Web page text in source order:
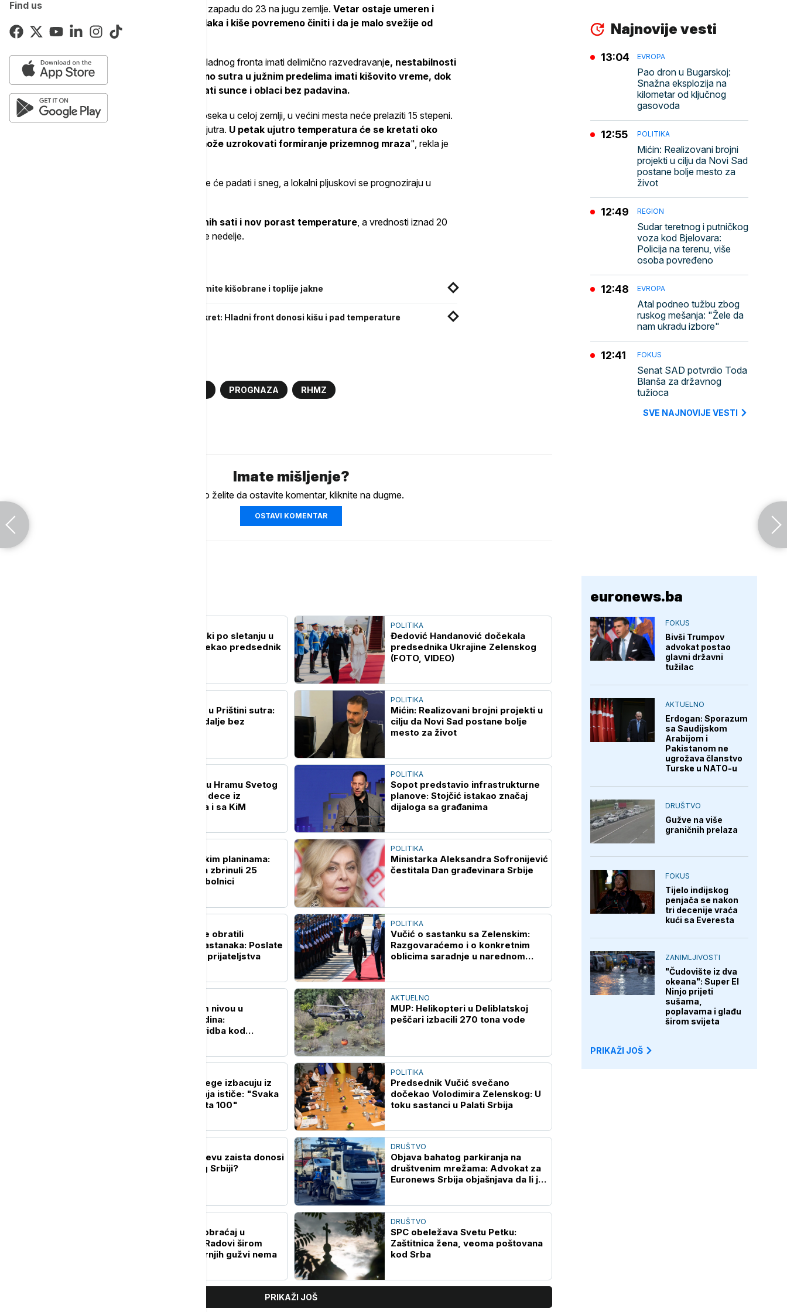
Find usMaksimalna dnevna će se kretati od 13 na zapadu do 23 na jugu zemlje. Vetar ostaje umeren i
povremeno pojačan, ali će se zbog oblaka i kiše povremeno činiti i da je malo svežije od
izmerenih vrednosti
Kako dodaje, iako ćemo nakon prolaska hladnog fronta imati delimično razvedravanje, nestabilnosti
i hladnije vreme ostaju, zbog čega ćemo sutra u južnim predelima imati kišovito vreme, dok
će se severno od Kragujevca smenjivati sunce i oblaci bez padavina.
"Maksimalna temperatura ostaje ispod proseka u celoj zemlji, u većini mesta neće prelaziti 15 stepeni.
Ovo zahlađenje donosi nam i sve hladnija jutra. U petak ujutro temperatura će se kretati oko
nule u Vojvodini i zapadnoj Srbiji što može uzrokovati formiranje prizemnog mraza", rekla je
U višim planinskim predelima krajem nedelje će padati i sneg, a lokalni pljuskovi se prognoziraju u
Za dane vikenda imaćemo više sunčanih sati i nov porast temperature , a vrednosti iznad 20
stepeni prognoziraju se početkom naredne nedelje.
Temperaturni pad do 10 stepeni - spremite kišobrane i toplije jakne
Sunce još nekoliko dana, pa nagli preokret: Hladni front donosi kišu i pad temperature
PROGNAZA RHMZ
Imate mišljenje?
Ukoliko želite da ostavite komentar, kliknite na dugme.
OSTAVI KOMENTAR
Oglasio se Zelenski po sletanju u
Beograd: Ovo je rekao predsednik
POLITIKA
Đedović Handanović dočekala
predsednika Ukrajine Zelenskog
(FOTO, VIDEO)
Nastavak sednice u Prištini sutra:
Rok ističe, Kurti i dalje bez
POLITIKA
Mićin: Realizovani brojni projekti u
cilju da Novi Sad postane bolje
mesto za život
Patrijarh Porfirije u Hramu Svetog
Save ugostio 250 dece iz
dijaspore, regiona i sa KiM
POLITIKA
Sopot predstavio infrastrukturne
planove: Stojčić istakao značaj
dijaloga sa građanima
Drama na rumunskim planinama:
Spasioci u 24 sata zbrinuli 25
osoba, šestoro u bolnici
POLITIKA
Ministarka Aleksandra Sofronijević
čestitala Dan građevinara Srbije
Vučić i Zelenski se obratili
medijima nakon sastanaka: Poslate
poruke saradnje i prijateljstva
POLITIKA
Vučić o sastanku sa Zelenskim:
Razgovaraćemo i o konkretnim
oblicima saradnje u narednom
Dunav na najnižem nivou u
poslednjih sto godina:
Obustavljena plovidba kod
AKTUELNO
MUP: Helikopteri u Deliblatskoj
peščari izbacili 270 tona vode
Zašto nas letnje žege izbacuju iz
takta? Psihološkinja ističe: "Svaka
reakcija množi puta 100"
POLITIKA
Predsednik Vučić svečano
dočekao Volodimira Zelenskog: U
toku sastanci u Palati Srbija
Šta Beogradu i Kijevu zaista donosi
poseta Zelenskog Srbiji?
DRUŠTVO
Objava bahatog parkiranja na
društvenim mrežama: Advokat za
Euronews Srbija objašnjava da li je
Ovako izgleda saobraćaj u
Beogradu danas: Radovi širom
grada u toku, jutarnjih gužvi nema
DRUŠTVO
SPC obeležava Svetu Petku:
Zaštitnica žena, veoma poštovana
kod Srba
PRIKAŽI JOŠ
Najnovije vesti
EVROPA
Pao dron u Bugarskoj:
Snažna eksplozija na
kilometar od ključnog
gasovoda
13:04
POLITIKA
Mićin: Realizovani brojni
projekti u cilju da Novi Sad
postane bolje mesto za
život
12:55
REGION
Sudar teretnog i putničkog
voza kod Bjelovara:
Policija na terenu, više
osoba povređeno
12:49
EVROPA
Atal podneo tužbu zbog
ruskog mešanja: "Žele da
nam ukradu izbore"
12:48
FOKUS
Senat SAD potvrdio Toda
Blanša za državnog
tužioca
12:41
SVE NAJNOVIJE VESTI
euronews.ba
FOKUS
Bivši Trumpov
advokat postao
glavni državni
tužilac
AKTUELNO
Erdogan: Sporazum
sa Saudijskom
Arabijom i
Pakistanom ne
ugrožava članstvo
Turske u NATO-u
DRUŠTVO
Gužve na više
graničnih prelaza
FOKUS
Tijelo indijskog
penjača se nakon
tri decenije vraća
kući sa Everesta
ZANIMLJIVOSTI
"Čudovište iz dva
okeana": Super El
Ninjo prijeti
sušama,
poplavama i glađu
širom svijeta
PRIKAŽI JOŠ